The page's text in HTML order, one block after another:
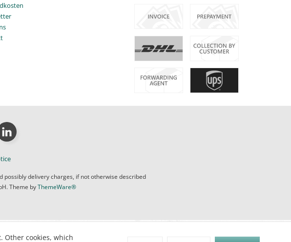
possibly delivery charges, if not otherwise described
Theme byThemeWare®
Other cookies, which